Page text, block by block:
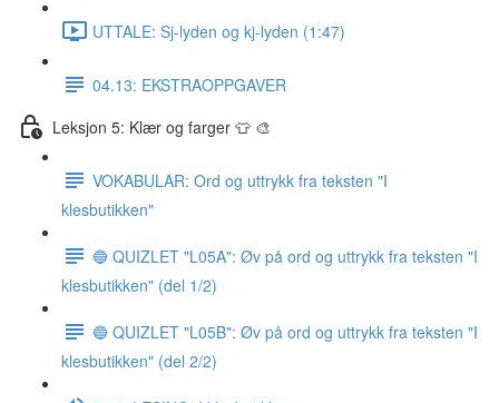
UTTALE: Sj-lyden og kj-lyden (1:47)
04.13: EKSTRAOPPGAVER
Leksjon 5: Klær og farger 👕 🎨
VOKABULAR: Ord og uttrykk fra teksten "I
klesbutikken"
🔵 QUIZLET "L05A": Øv på ord og uttrykk fra teksten "I
klesbutikken" (del 1/2)
🔵 QUIZLET "L05B": Øv på ord og uttrykk fra teksten "I
klesbutikken" (del 2/2)